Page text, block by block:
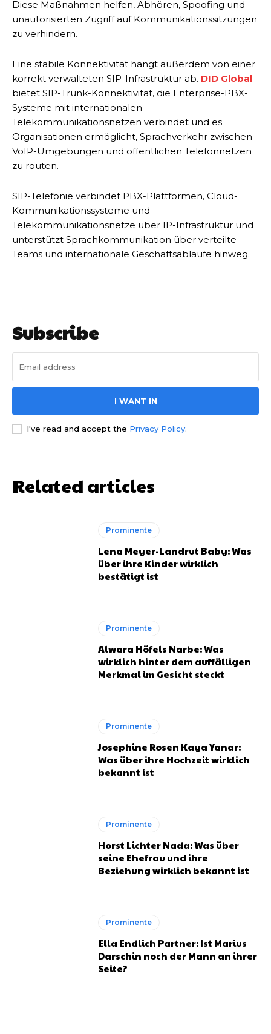
Diese Maßnahmen helfen, Abhören, Spoofing und
unautorisierten Zugriff auf Kommunikationssitzungen
zu verhindern.
Eine stabile Konnektivität hängt außerdem von einer
korrekt verwalteten SIP-Infrastruktur ab. DID Global
bietet SIP-Trunk-Konnektivität, die Enterprise-PBX-
Systeme mit internationalen
Telekommunikationsnetzen verbindet und es
Organisationen ermöglicht, Sprachverkehr zwischen
VoIP-Umgebungen und öffentlichen Telefonnetzen
zu routen.
SIP-Telefonie verbindet PBX-Plattformen, Cloud-
Kommunikationssysteme und
Telekommunikationsnetze über IP-Infrastruktur und
unterstützt Sprachkommunikation über verteilte
Teams und internationale Geschäftsabläufe hinweg.
Subscribe
I WANT IN
I've read and accept the Privacy Policy.
Related articles
Prominente
Lena Meyer-Landrut Baby: Was
über ihre Kinder wirklich
bestätigt ist
Prominente
Alwara Höfels Narbe: Was
wirklich hinter dem auffälligen
Merkmal im Gesicht steckt
Prominente
Josephine Rosen Kaya Yanar:
Was über ihre Hochzeit wirklich
bekannt ist
Prominente
Horst Lichter Nada: Was über
seine Ehefrau und ihre
Beziehung wirklich bekannt ist
Prominente
Ella Endlich Partner: Ist Marius
Darschin noch der Mann an ihrer
Seite?